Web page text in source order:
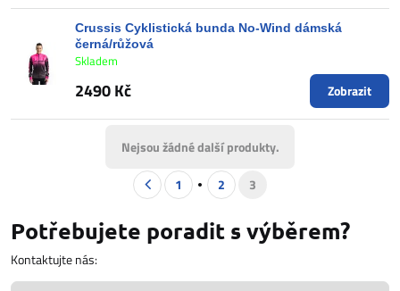
Crussis Cyklistická bunda No-Wind dámská
černá/růžová
Skladem
2490 Kč Zobrazit
Nejsou žádné další produkty.
1
2 3
Potřebujete poradit s výběrem?
Kontaktujte nás: